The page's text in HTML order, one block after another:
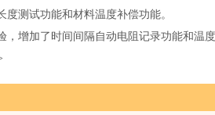
测试功能和材料温度补偿功能。
增加了时间间隔自动电阻记录功能和温度
大读数：33000 zui小分辨率：0.1μΩ